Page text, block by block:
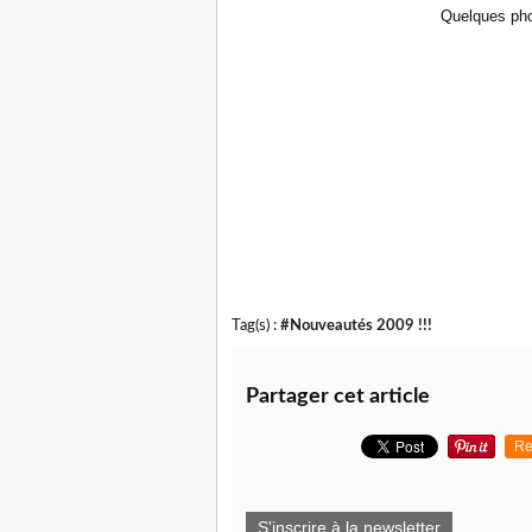
Quelques
Tag(s) : #Nouveautés 2009 !!!
Partager cet article
S'inscrire à la newsletter